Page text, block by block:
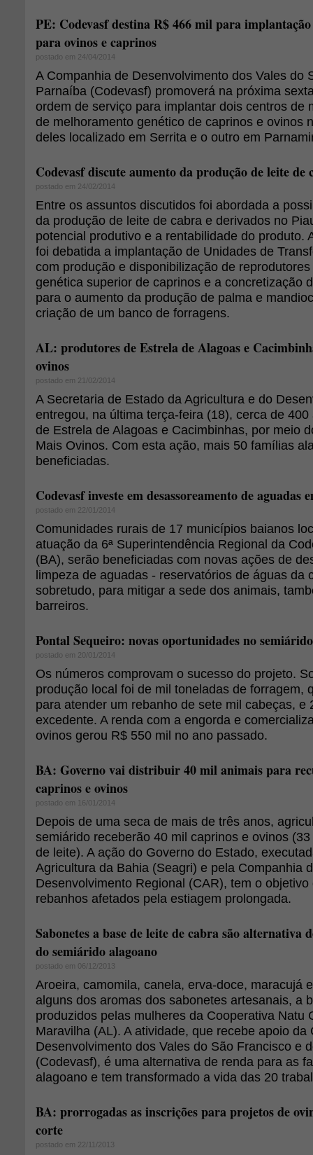
PE: Codevasf destina R$ 466 mil para
para ovinos e caprinos
postado em 24/04/2014
A Companhia de Desenvolvimento dos Vales do
Parnaíba (Codevasf) promoverá na próxima
ordem de serviço para implantar dois centros de
de melhoramento genético de caprinos e ovinos
deles localizado em Serrita e o outro em
Codevasf discute aumento da produção de leite de
postado em 24/02/2014
Entre os assuntos discutidos foi abordada a
da produção de leite de cabra e derivados no
potencial produtivo e a rentabilidade do produto.
foi debatida a implantação de Unidades de
com produção e disponibilização de
genética superior de caprinos e a concretização
para o aumento da produção de palma e
criação de um banco de forragens.
AL: produtores de Estrela de Alagoas e
ovinos
postado em 21/02/2014
A Secretaria de Estado da Agricultura e do
entregou, na última terça-feira (18), cerca de
de Estrela de Alagoas e Cacimbinhas, por meio
Mais Ovinos. Com esta ação, mais 50 famílias
beneficiadas.
Codevasf investe em desassoreamento de aguadas
postado em 22/01/2014
Comunidades rurais de 17 municípios baianos
atuação da 6ª Superintendência Regional da
(BA), serão beneficiadas com novas ações de
limpeza de aguadas - reservatórios de águas da
sobretudo, para mitigar a sede dos animais,
barreiros.
Pontal Sequeiro: novas oportunidades no
postado em 20/01/2014
Os números comprovam o sucesso do projeto.
produção local foi de mil toneladas de forragem,
para atender um rebanho de sete mil cabeças, e
excedente. A renda com a engorda e
ovinos gerou R$ 550 mil no ano passado.
BA: Governo vai distribuir 40 mil animais para
caprinos e ovinos
postado em 16/01/2014
Depois de uma seca de mais de três anos,
semiárido receberão 40 mil caprinos e ovinos
de leite). A ação do Governo do Estado,
Agricultura da Bahia (Seagri) e pela Companhia
Desenvolvimento Regional (CAR), tem o
rebanhos afetados pela estiagem prolongada.
Sabonetes a base de leite de cabra são alternativa
do semiárido alagoano
postado em 06/12/2013
Aroeira, camomila, canela, erva-doce, maracujá
alguns dos aromas dos sabonetes artesanais, a
produzidos pelas mulheres da Cooperativa Natu
Maravilha (AL). A atividade, que recebe apoio da
Desenvolvimento dos Vales do São Francisco e
(Codevasf), é uma alternativa de renda para as
alagoano e tem transformado a vida das 20
BA: prorrogadas as inscrições para projetos de
corte
postado em 22/11/2013